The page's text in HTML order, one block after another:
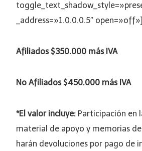
_address=»1.0.0.0.5″ open=»off»]
Afiliados $350.000 más IVA
No Afiliados $450.000 más IVA
*El valor incluye: Participación en
material de apoyo y memorias
harán devoluciones por pago de